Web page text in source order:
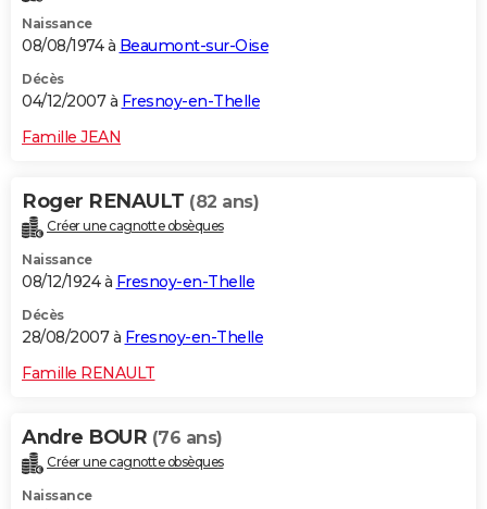
Naissance
08/08/1974 à Beaumont-sur-Oise
Décès
04/12/2007 à Fresnoy-en-Thelle
Famille JEAN
Roger RENAULT (82 ans)
Créer une cagnotte obsèques
Naissance
08/12/1924 à Fresnoy-en-Thelle
Décès
28/08/2007 à Fresnoy-en-Thelle
Famille RENAULT
Andre BOUR (76 ans)
Créer une cagnotte obsèques
Naissance